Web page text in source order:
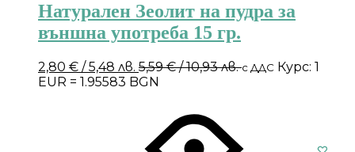
Натурален Зеолит на пудра за
външна употреба 15 гр.
2,80 € / 5,48 лв. 5,59€/ 10,93 лв.с ДДС Курс: 1
EUR = 1.95583 BGN